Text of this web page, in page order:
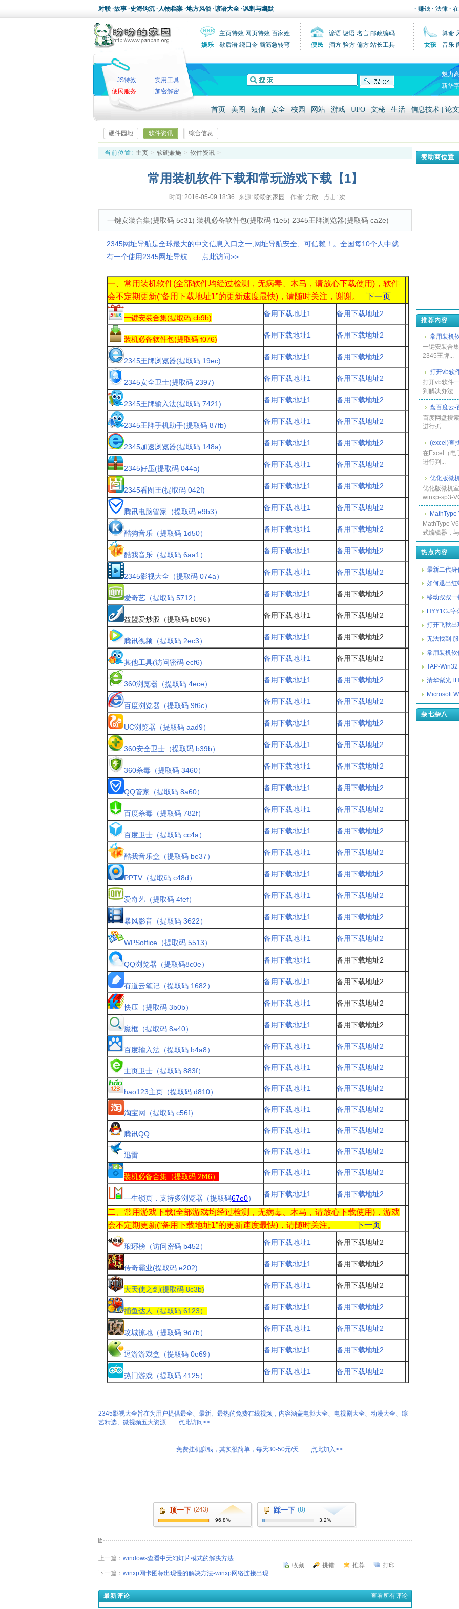
对联 ·故事 ·史海钩沉 ·人物档案 ·地方风俗 ·谚语大全 ·讽刺与幽默 · 赚钱 · 法律 ·
主页特效 网页特效 百家姓
娱乐
歇后语 绕口令 脑筋急转弯
谚语 谜语 名言 邮政编码
便民
酒方 验方 偏方 站长工具
算命
女孩
音乐
JS特效
实用工具
便民服务
加密解密
魅力
新华
首页 美图 短信 安全 校园 网站 游戏 UFO 文秘 生活 信息技术 论文
硬件园地 软件资讯 综合信息
当前位置: 主页 > 软硬兼施 > 软件资讯 >
常用装机软件下载和常玩游戏下载【1】
时间: 2016-05-09 18:36 来源: 盼盼的家园 作者: 方欣 点击: 次
一键安装合集(提取码 5c31) 装机必备软件包(提取码 f1e5) 2345王牌浏览器(提取码 ca2e)
2345网址导航是全球最大的中文信息入口之一,网址导航安全、可信赖！。全国每10个人中就
有一个使用2345网址导航……点此访问>>
一、常用装机软件(全部软件均经过检测，无病毒、木马，请放心下载使用)，软件
会不定期更新(“备用下载地址1”的更新速度最快) ，请随时关注，谢谢。 下一页
一键安装合集(提取码 cb9b) 备用下载地址1 备用下载地址2
装机必备软件包(提取码 f076) 备用下载地址1 备用下载地址2
2345王牌浏览器(提取码 19ec) 备用下载地址1 备用下载地址2
2345安全卫士(提取码 2397) 备用下载地址1 备用下载地址2
2345王牌输入法(提取码 7421) 备用下载地址1 备用下载地址2
2345王牌手机助手(提取码 87fb) 备用下载地址1 备用下载地址2
2345加速浏览器(提取码 148a) 备用下载地址1 备用下载地址2
2345好压(提取码 044a) 备用下载地址1 备用下载地址2
2345看图王(提取码 042f) 备用下载地址1 备用下载地址2
腾讯电脑管家（提取码 e9b3） 备用下载地址1 备用下载地址2
酷狗音乐（提取码 1d50） 备用下载地址1 备用下载地址2
酷我音乐（提取码 6aa1） 备用下载地址1 备用下载地址2
2345影视大全（提取码 074a） 备用下载地址1 备用下载地址2
爱奇艺（提取码 5712） 备用下载地址1 备用下载地址2
益盟爱炒股（提取码 b096） 备用下载地址1 备用下载地址2
腾讯视频（提取码 2ec3） 备用下载地址1 备用下载地址2
其他工具(访问密码 ecf6) 备用下载地址1 备用下载地址2
360浏览器（提取码 4ece） 备用下载地址1 备用下载地址2
百度浏览器（提取码 9f6c） 备用下载地址1 备用下载地址2
UC浏览器（提取码 aad9） 备用下载地址1 备用下载地址2
360安全卫士（提取码 b39b） 备用下载地址1 备用下载地址2
360杀毒（提取码 3460） 备用下载地址1 备用下载地址2
QQ管家（提取码 8a60） 备用下载地址1 备用下载地址2
百度杀毒（提取码 782f） 备用下载地址1 备用下载地址2
百度卫士（提取码 cc4a） 备用下载地址1 备用下载地址2
酷我音乐盒（提取码 be37） 备用下载地址1 备用下载地址2
PPTV（提取码 c48d） 备用下载地址1 备用下载地址2
爱奇艺（提取码 4fef） 备用下载地址1 备用下载地址2
暴风影音（提取码 3622） 备用下载地址1 备用下载地址2
WPSoffice（提取码 5513） 备用下载地址1 备用下载地址2
QQ浏览器（提取码8c0e） 备用下载地址1 备用下载地址2
有道云笔记（提取码 1682） 备用下载地址1 备用下载地址2
快压（提取码 3b0b） 备用下载地址1 备用下载地址2
魔框（提取码 8a40） 备用下载地址1 备用下载地址2
百度输入法（提取码 b4a8） 备用下载地址1 备用下载地址2
主页卫士（提取码 883f） 备用下载地址1 备用下载地址2
hao123主页（提取码 d810） 备用下载地址1 备用下载地址2
淘宝网（提取码 c56f） 备用下载地址1 备用下载地址2
腾讯QQ 备用下载地址1 备用下载地址2
迅雷 备用下载地址1 备用下载地址2
装机必备合集（提取码 2f46） 备用下载地址1 备用下载地址2
一生锁页，支持多浏览器（提取码67e0） 备用下载地址1 备用下载地址2
二、常用游戏下载(全部游戏均经过检测，无病毒、木马，请放心下载使用)，游戏
会不定期更新(“备用下载地址1”的更新速度最快) ，请随时关注。 下一页
琅琊榜（访问密码 b452） 备用下载地址1 备用下载地址2
传奇霸业(提取码 e202) 备用下载地址1 备用下载地址2
大天使之剑(提取码 8c3b) 备用下载地址1 备用下载地址2
捕鱼达人（提取码 6123） 备用下载地址1 备用下载地址2
攻城掠地（提取码 9d7b） 备用下载地址1 备用下载地址2
逗游游戏盒（提取码 0e69） 备用下载地址1 备用下载地址2
热门游戏（提取码 4125） 备用下载地址1 备用下载地址2
2345影视大全旨在为用户提供最全、最新、最热的免费在线视频，内容涵盖电影大全、电视剧大全、动漫大全、综
艺精选、微视频五大资源……点此访问>>
免费挂机赚钱，其实很简单，每天30-50元/天……点此加入>>
顶一下 (243)
96.8%
踩一下 (8)
3.2%
上一篇： windows查看中无幻灯片模式的解决方法
下一篇： winxp网卡图标出现慢的解决方法-winxp网络连接出现
收藏 挑错 推荐 打印
最新评论 查看所有评论
赞助商位置
推荐内容
常用装机
一键安装合
2345王牌...
打开vb软
打开vb软件
到解决办法...
盘百度云-
百度网盘搜
进行抓...
(excel)查
在Excel（电
进行判...
优化版微
优化版微机
winxp-sp3-
MathType
式编辑器，
热点内容
最新二代身
如何退出
移动叔叔
HYY1GJ字
打开飞秋
无法找到
常用装机
TAP-
清华紫光
Microsoft
杂七杂八